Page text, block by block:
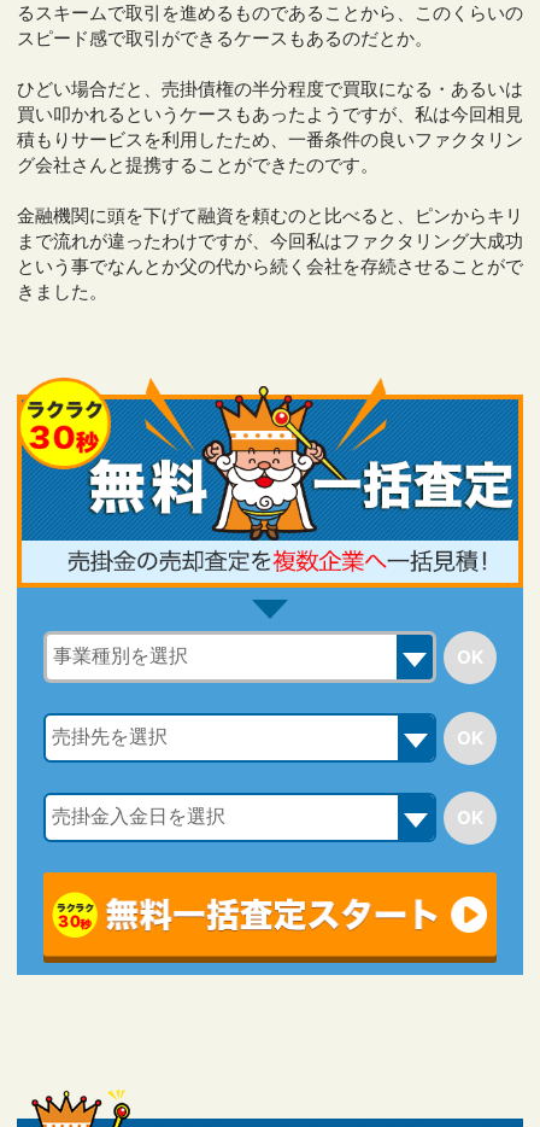
るスキームで取引を進めるものであることから、このくらいの
スピード感で取引ができるケースもあるのだとか。
ひどい場合だと、売掛債権の半分程度で買取になる・あるいは
買い叩かれるというケースもあったようですが、私は今回相見
積もりサービスを利用したため、一番条件の良いファクタリン
グ会社さんと提携することができたのです。
金融機関に頭を下げて融資を頼むのと比べると、ピンからキリ
まで流れが違ったわけですが、今回私はファクタリング大成功
という事でなんとか父の代から続く会社を存続させることがで
きました。